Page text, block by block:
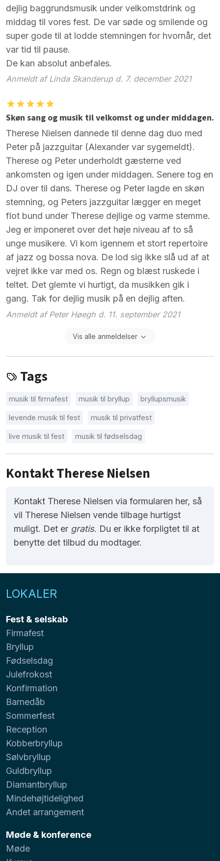
dejlig baggrundsmusik under velkomstdrink og
middag til vores fest. De var søde og smilende og
super gode til at lodde stemningen for hvornår, det
var tid til pause.
De kan absolut anbefales.
Anmeldt af Linda Skanderup d. 7. december 2021
Skøn sang og musik til velkomst og under middagen.
Therese Nielsen dannede til denne dag duo med
Peter på jazzguitar (Alexander var sygemeldt).
Therese og Peter underholdt gæsterne ved
ankomsten og igen under middagen. Senere tog en
DJ over til dans. Therese og Peter lagde en skøn
stemning, og Peters jazzguitar lægger en meget
flot bund under Therese dejlige og varme stemme.
Jeg er imponeret over det høje niveau af to så
unge musikere. Vi kom igennem et stort repertoire
af jazz og bossa nova. De lod sig ikke slå ud af at
vejret ikke var med os. Regn og blæst ruskede i
teltet. Det glemte vi hurtigt, da musikken gik i
gang. Tak for dejlig musik på en dejlig aften.
Anmeldt af Peter Høegh d. 11. september 2021
Vis alle anmeldelser
Tags
musik til firmafest musik til bryllup bryllupsmusik
levende musik til fest musik til privatfest
live musik til fest musik til fødselsdag
Kontakt Therese Nielsen
Kontakt Therese Nielsen via formularen her, så
vil Therese Nielsen vende tilbage hurtigst
muligt. Det er gratis. Du er ikke forpligtet til at
benytte det tilbud du modtager.
LOKALER
Fest & selskab
Firmafest
Bryllup
Fødselsdag
Julefrokost
Konfirmation
Barnedåb
Sommerfest
Reception
Kobberbryllup
Sølvbryllup
Guldbryllup
Diamantbryllup
Mindehøjtidelighed
Andet arrangement
Møde & konference
Møde